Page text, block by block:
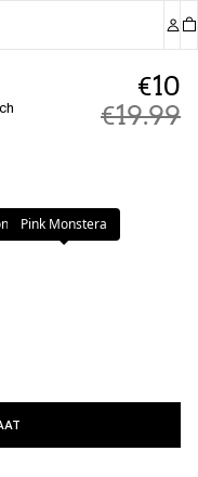
€10
€19.99
Pink Monstera